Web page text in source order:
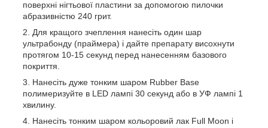
поверхні нігтьової пластини за допомогою пилочки
абразивністю 240 грит.
Для кращого зчеплення нанесіть один шар
ультрабонду (праймера) і дайте препарату висохнути
протягом 10-15 секунд перед нанесенням базового
покриття.
Нанесіть дуже тонким шаром Rubber Base
полимеризуйте в LED лампі 30 секунд або в УФ лампі 1
хвилину.
Нанесіть тонким шаром кольоровий лак Full Moon і